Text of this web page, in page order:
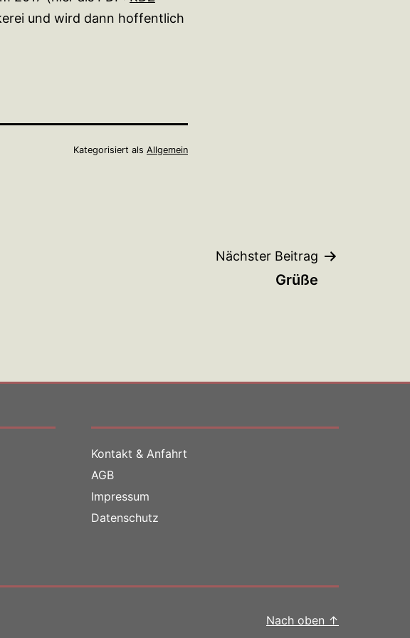
und wird dann hoffentlich
Kategorisiert als Allgemein
Nächster Beitrag
Grüße
Kontakt & Anfahrt
AGB
Impressum
Datenschutz
Nach oben ↑